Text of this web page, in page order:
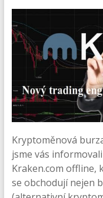
Kryptoměnová
jsme vás
Kraken.com offline,
se obchodují nejen